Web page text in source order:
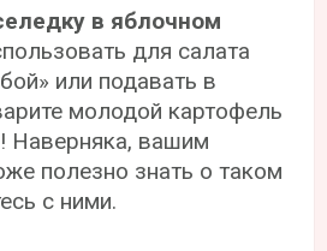
в яблочном
для салата
или подавать в
молодой картофель
Наверняка, вашим
полезно знать о таком
с ними.